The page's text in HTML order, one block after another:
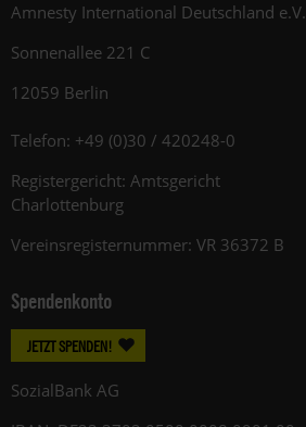
Amnesty International Deutschland e.V.
Sonnenallee 221 C
12059 Berlin
Telefon: +49 (0)30 / 420248-0
Registergericht: Amtsgericht
Charlottenburg
Vereinsregisternummer: VR 36372 B
Spendenkonto
JETZT SPENDEN!
SozialBank AG